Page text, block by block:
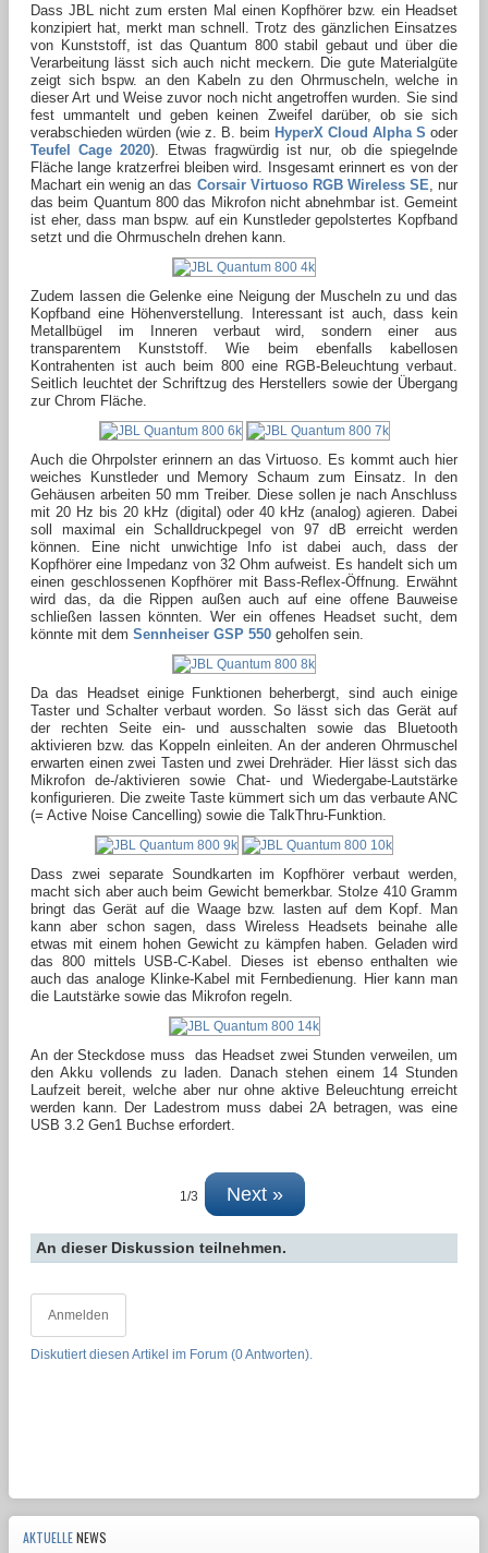
Dass JBL nicht zum ersten Mal einen Kopfhörer bzw. ein Headset
konzipiert hat, merkt man schnell. Trotz des gänzlichen Einsatzes
von Kunststoff, ist das Quantum 800 stabil gebaut und über die
Verarbeitung lässt sich auch nicht meckern. Die gute Materialgüte
zeigt sich bspw. an den Kabeln zu den Ohrmuscheln, welche in
dieser Art und Weise zuvor noch nicht angetroffen wurden. Sie sind
fest ummantelt und geben keinen Zweifel darüber, ob sie sich
verabschieden würden (wie z. B. beim HyperX Cloud Alpha S oder
Teufel Cage 2020). Etwas fragwürdig ist nur, ob die spiegelnde
Fläche lange kratzerfrei bleiben wird. Insgesamt erinnert es von der
Machart ein wenig an das Corsair Virtuoso RGB Wireless SE , nur
das beim Quantum 800 das Mikrofon nicht abnehmbar ist. Gemeint
ist eher, dass man bspw. auf ein Kunstleder gepolstertes Kopfband
setzt und die Ohrmuscheln drehen kann.
Zudem lassen die Gelenke eine Neigung der Muscheln zu und das
Kopfband eine Höhenverstellung. Interessant ist auch, dass kein
Metallbügel im Inneren verbaut wird, sondern einer aus
transparentem Kunststoff. Wie beim ebenfalls kabellosen
Kontrahenten ist auch beim 800 eine RGB-Beleuchtung verbaut.
Seitlich leuchtet der Schriftzug des Herstellers sowie der Übergang
zur Chrom Fläche.
Auch die Ohrpolster erinnern an das Virtuoso. Es kommt auch hier
weiches Kunstleder und Memory Schaum zum Einsatz. In den
Gehäusen arbeiten 50 mm Treiber. Diese sollen je nach Anschluss
mit 20 Hz bis 20 kHz (digital) oder 40 kHz (analog) agieren. Dabei
soll maximal ein Schalldruckpegel von 97 dB erreicht werden
können. Eine nicht unwichtige Info ist dabei auch, dass der
Kopfhörer eine Impedanz von 32 Ohm aufweist. Es handelt sich um
einen geschlossenen Kopfhörer mit Bass-Reflex-Öffnung. Erwähnt
wird das, da die Rippen außen auch auf eine offene Bauweise
schließen lassen könnten. Wer ein offenes Headset sucht, dem
könnte mit dem Sennheiser GSP 550 geholfen sein.
Da das Headset einige Funktionen beherbergt, sind auch einige
Taster und Schalter verbaut worden. So lässt sich das Gerät auf
der rechten Seite ein- und ausschalten sowie das Bluetooth
aktivieren bzw. das Koppeln einleiten. An der anderen Ohrmuschel
erwarten einen zwei Tasten und zwei Drehräder. Hier lässt sich das
Mikrofon de-/aktivieren sowie Chat- und Wiedergabe-Lautstärke
konfigurieren. Die zweite Taste kümmert sich um das verbaute ANC
(= Active Noise Cancelling) sowie die TalkThru-Funktion.
Dass zwei separate Soundkarten im Kopfhörer verbaut werden,
macht sich aber auch beim Gewicht bemerkbar. Stolze 410 Gramm
bringt das Gerät auf die Waage bzw. lasten auf dem Kopf. Man
kann aber schon sagen, dass Wireless Headsets beinahe alle
etwas mit einem hohen Gewicht zu kämpfen haben. Geladen wird
das 800 mittels USB-C-Kabel. Dieses ist ebenso enthalten wie
auch das analoge Klinke-Kabel mit Fernbedienung. Hier kann man
die Lautstärke sowie das Mikrofon regeln.
An der Steckdose muss das Headset zwei Stunden verweilen, um
den Akku vollends zu laden. Danach stehen einem 14 Stunden
Laufzeit bereit, welche aber nur ohne aktive Beleuchtung erreicht
werden kann. Der Ladestrom muss dabei 2A betragen, was eine
USB 3.2 Gen1 Buchse erfordert.
1/3 Next »
An dieser Diskussion teilnehmen.
Anmelden
Diskutiert diesen Artikel im Forum (0 Antworten).
AKTUELLENEWS